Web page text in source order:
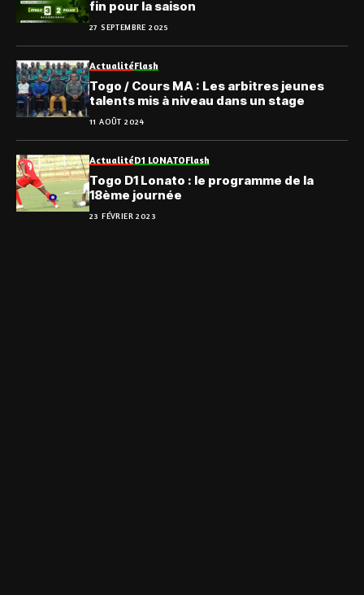
fin pour la saison
27 SEPTEMBRE 2025
ActualitéFlash
Togo / Cours MA : Les arbitres jeunes
talents mis à niveau dans un stage
11 AOÛT 2024
ActualitéD1 LONATOFlash
Togo D1 Lonato : le programme de la
18ème journée
23 FÉVRIER 2023